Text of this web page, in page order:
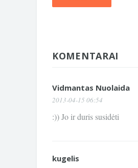
KOMENTARAI
Vidmantas Nuolaida
2013-04-15 06:54
:)) Jo ir duris susidėti
kugelis